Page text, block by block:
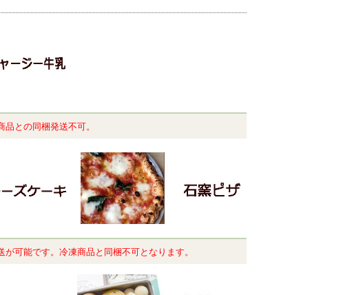
との同梱発送不可。
可能です。冷凍商品と同梱不可となります。